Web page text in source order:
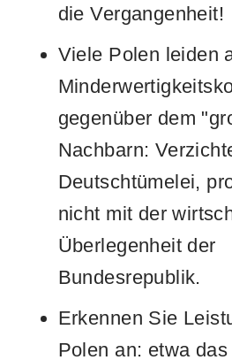
die Vergangenheit!
Viele Polen leiden
gegenüber dem
Nachbarn:
Deutschtümelei,
nicht mit der
Überlegenheit der
Bundesrepublik.
Erkennen Sie
Polen an: etwa